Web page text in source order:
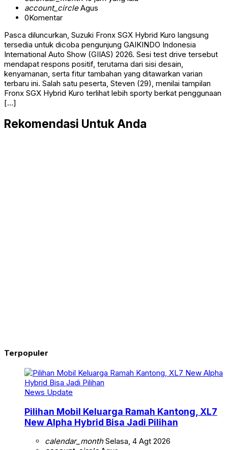
account_circleAgus
0Komentar
Pasca diluncurkan, Suzuki Fronx SGX Hybrid Kuro langsung
tersedia untuk dicoba pengunjung GAIKINDO Indonesia
International Auto Show (GIIAS) 2026. Sesi test drive tersebut
mendapat respons positif, terutama dari sisi desain,
kenyamanan, serta fitur tambahan yang ditawarkan varian
terbaru ini. Salah satu peserta, Steven (29), menilai tampilan
Fronx SGX Hybrid Kuro terlihat lebih sporty berkat penggunaan
[…]
Rekomendasi Untuk Anda
Terpopuler
News Update
Pilihan Mobil Keluarga Ramah Kantong, XL7
New Alpha Hybrid Bisa Jadi Pilihan
calendar_monthSelasa, 4 Agt 2026